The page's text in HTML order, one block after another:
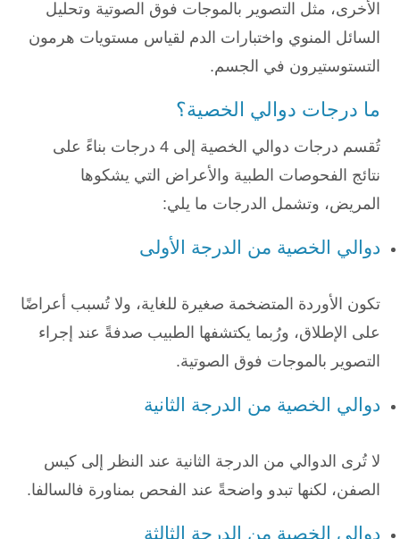
الأخرى، مثل التصوير بالموجات فوق الصوتية وتحليل
السائل المنوي واختبارات الدم لقياس مستويات هرمون
التستوستيرون في الجسم.
ما درجات دوالي الخصية؟
تُقسم درجات دوالي الخصية إلى 4 درجات بناءً على
نتائج الفحوصات الطبية والأعراض التي يشكوها
المريض، وتشمل الدرجات ما يلي:
دوالي الخصية من الدرجة الأولى
تكون الأوردة المتضخمة صغيرة للغاية، ولا تُسبب أعراضًا
على الإطلاق، ورُبما يكتشفها الطبيب صدفةً عند إجراء
التصوير بالموجات فوق الصوتية.
دوالي الخصية من الدرجة الثانية
لا تُرى الدوالي من الدرجة الثانية عند النظر إلى كيس
الصفن، لكنها تبدو واضحةً عند الفحص بمناورة فالسالفا.
دوالي الخصية من الدرجة الثالثة